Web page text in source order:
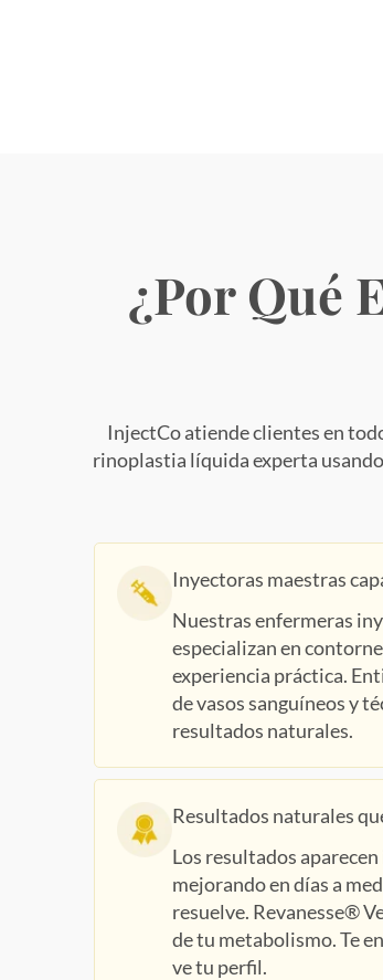
¿Por Qué
InjectCo atiende clientes en
rinoplastia líquida experta
Inyectoras maestras
Nuestras enfermeras
especializan en
experiencia práctica.
de vasos sanguíneos y
resultados naturales.
Resultados naturales
Los resultados
mejorando en días a
resuelve. Revanesse®
de tu metabolismo. Te
ve tu perfil.